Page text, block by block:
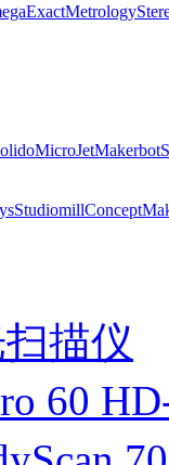
ExactMetrology
MicroJetMakerbot
StudiomillConcept
描仪
60